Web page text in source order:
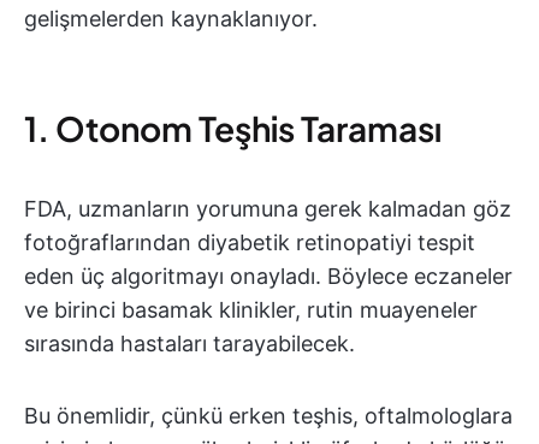
gelişmelerden kaynaklanıyor.
1. Otonom Teşhis Taraması
FDA, uzmanların yorumuna gerek kalmadan göz
fotoğraflarından diyabetik retinopatiyi tespit
eden üç algoritmayı onayladı. Böylece eczaneler
ve birinci basamak klinikler, rutin muayeneler
sırasında hastaları tarayabilecek.
Bu önemlidir, çünkü erken teşhis, oftalmologlara